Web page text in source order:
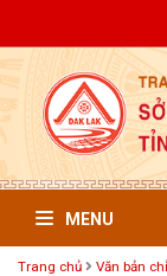
MENU
Trang chủ Văn bản